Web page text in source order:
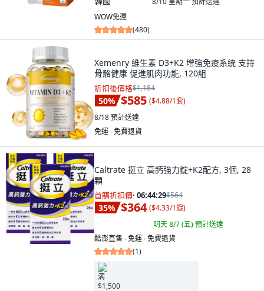
WOW免運
(480)
Xemenry 維生素 D3+K2 增強免疫系統 支持
骨骼健康 促進肌肉功能, 120組
折扣後價格$1,184
50% $585 ($4.88/1套)
8/18預計送達
免運 ∙ 免費退貨
Caltrate 挺立 高鈣強力錠+K2配方, 3個, 28
顆
首購折扣價· 06:44:28$564
35% $364 ($4.33/1錠)
明天 8/7 (五)預計送達
酷澎直售 ∙ 免運 ∙ 免費退貨
(1)